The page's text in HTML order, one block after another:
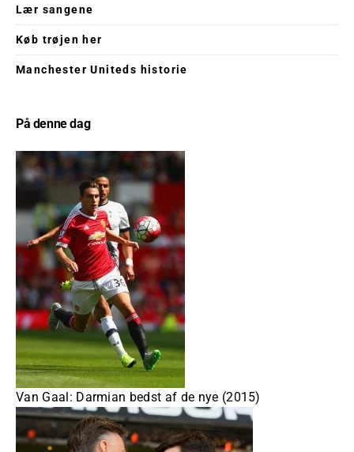
Lær sangene
Køb trøjen her
Manchester Uniteds historie
På denne dag
Van Gaal: Darmian bedst af de nye (2015)